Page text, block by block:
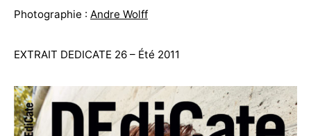
Photographie : Andre Wolff
EXTRAIT DEDICATE 26 – Été 2011